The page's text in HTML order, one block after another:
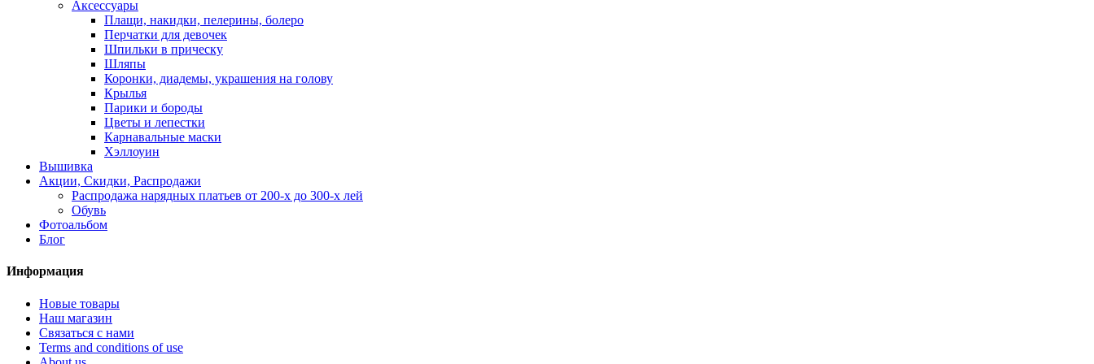
Аксессуары
Плащи, накидки, пелерины, болеро
Перчатки для девочек
Шпильки в прическу
Шляпы
Коронки, диадемы, украшения на голову
Крылья
Парики и бороды
Цветы и лепестки
Карнавальные маски
Хэллоуин
Вышивка
Акции, Скидки, Распродажи
Распродажа нарядных платьев от 200-х до 300-х лей
Обувь
Фотоальбом
Блог
Информация
Новые товары
Наш магазин
Связаться с нами
Terms and conditions of use